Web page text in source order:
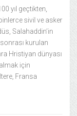
yıl geçtikten,
sivil ve asker
Salahaddin’in
kurulan
Hristiyan dünyası
için
Fransa